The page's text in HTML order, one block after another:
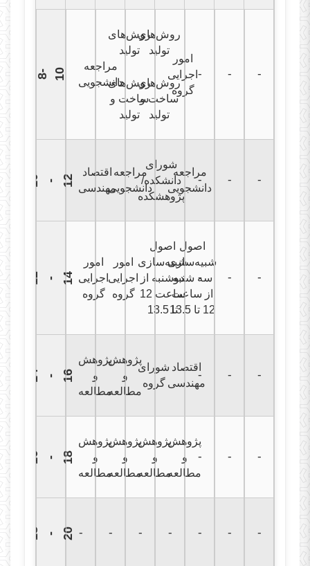
8
-
1 0
مراجعه
دانشجویی
روش‌های
تولید
روش‌های
ساخت و
تولید
روش‌های
تولید
روش‌های
ساخت و
تولید
امور
اجرایی
گروه
- - -
1
0 -
1 2
اقتصاد
مهندسی
مراجعه
دانشجویی
شورای
دانشکده/
پژوهشکده
مراجعه
دانشجویی
- - -
1
2 -
1 4
امور
اجرایی
گروه
امور
اجرایی
گروه
اصول
شبیه‌سازی
دوشنبه از
ساعت 12
تا 13.5
اصول
شبیه‌سازی
سه شنبه
از ساعت
12 تا 13.5
- - -
1
4 -
1 6
پژوهش
و
مطالعه
پژوهش
و
مطالعه
شورای
گروه
اقتصاد
مهندسی
- - -
1
6 -
1 8
پژوهش
و
مطالعه
پژوهش
و
مطالعه
پژوهش
و
مطالعه
پژوهش
و
مطالعه
- - -
1
8 -
2 0 - - - - - - -